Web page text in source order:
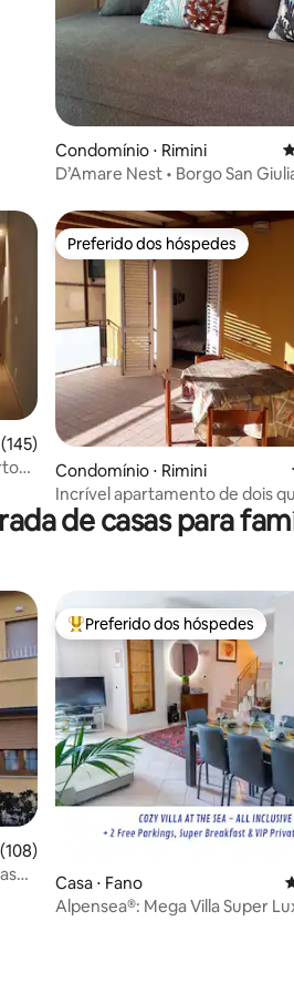
Condomínio ⋅ Rimini
D’Amare Nest • Borgo San
uma avaliação média de 5, 145
Preferido dos hóspedes
Preferido dos hóspedes
Condomínio ⋅ Rimini
Incrível apartamento de dois
com varanda em Rimini Mare
de casas para
uma avaliação média de 5, 108
Entre os melhores preferidos
Preferido dos hóspedes
Casa ⋅ Fano
Alpensea®: Mega Villa Super